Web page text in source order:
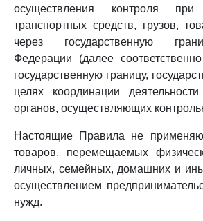
осуществления контроля
транспортных средств, грузов,
через государственную
Федерации (далее
государственную границу,
целях координации деятельности
органов, осуществляющих
Настоящие Правила не
товаров, перемещаемых
личных, семейных, домашних и
осуществлением
нужд.